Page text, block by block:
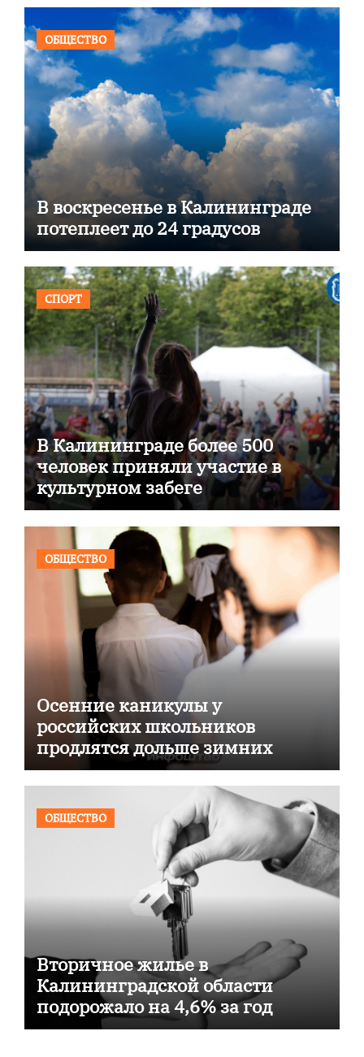
ОБЩЕСТВО
В воскресенье в Калининграде
потеплеет до 24 градусов
СПОРТ
В Калининграде более 500
человек приняли участие в
культурном забеге
ОБЩЕСТВО
Осенние каникулы у
российских школьников
продлятся дольше зимних
ОБЩЕСТВО
Вторичное жилье в
Калининградской области
подорожало на 4,6% за год